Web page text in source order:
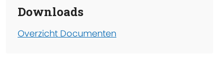
Downloads
Overzicht Documenten